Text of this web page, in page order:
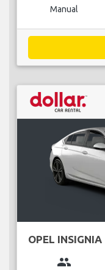
Manual
OPEL INSIGNIA
group